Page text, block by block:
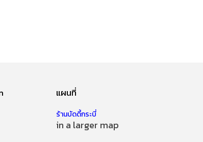
แผนที่
ร้านบัดดี้กระบี่
in a larger map